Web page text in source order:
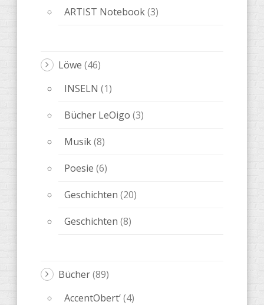
ARTIST Notebook(3)
Löwe (46)
INSELN (1)
Bücher LeOigo (3)
Musik(8)
Poesie (6)
Geschichten (20)
Geschichten (8)
Bücher(89)
AccentObert‘(4)